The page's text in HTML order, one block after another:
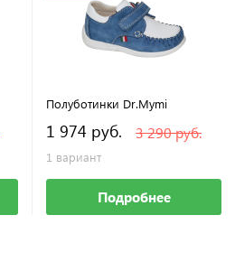
Полуботинки Dr.Mymi
1 974 руб. 3 290 руб.
1 вариант
Подробнее